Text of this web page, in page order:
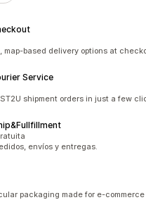
map-based delivery options at
Service
shipment orders in just a few
envíos y entregas.
packaging made for e-